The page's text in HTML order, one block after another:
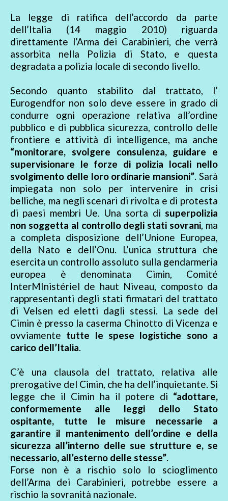
La legge di ratifica dell’accordo da parte
dell’Italia (14 maggio 2010) riguarda
direttamente l’Arma dei Carabinieri, che verrà
assorbita nella Polizia di Stato, e questa
degradata a polizia locale di secondo livello.
Secondo quanto stabilito dal trattato, l’
Eurogendfor non solo deve essere in grado di
condurre ogni operazione relativa all’ordine
pubblico e di pubblica sicurezza, controllo delle
frontiere e attività di intelligence, ma anche
“monitorare, svolgere consulenza, guidare e
supervisionare le forze di polizia locali nello
svolgimento delle loro ordinarie mansioni”. Sarà
impiegata non solo per intervenire in crisi
belliche, ma negli scenari di rivolta e di protesta
di paesi membri Ue. Una sorta di superpolizia
non soggetta al controllo degli stati sovrani, ma
a completa disposizione dell’Unione Europea,
della Nato e dell’Onu. L’unica struttura che
esercita un controllo assoluto sulla gendarmeria
europea è denominata Cimin, Comité
InterMInistériel de haut Niveau, composto da
rappresentanti degli stati firmatari del trattato
di Velsen ed eletti dagli stessi. La sede del
Cimin è presso la caserma Chinotto di Vicenza e
ovviamente tutte le spese logistiche sono a
carico dell’Italia.
C’è una clausola del trattato, relativa alle
prerogative del Cimin, che ha dell’inquietante. Si
legge che il Cimin ha il potere di “adottare,
conformemente alle leggi dello Stato
ospitante, tutte le misure necessarie a
garantire il mantenimento dell’ordine e della
sicurezza all’interno delle sue strutture e, se
necessario, all’esterno delle stesse”.
Forse non è a rischio solo lo scioglimento
dell’Arma dei Carabinieri, potrebbe essere a
rischio la sovranità nazionale.